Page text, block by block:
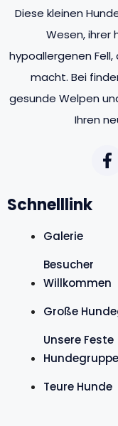
Diese kleinen
Wesen, ihrer
hypoallergenen
macht. Bei
gesunde Welpen
Ihren
Schnelllink
Galerie
Besucher
Willkommen
Große
Unsere Feste
Hundegruppe
Teure Hunde